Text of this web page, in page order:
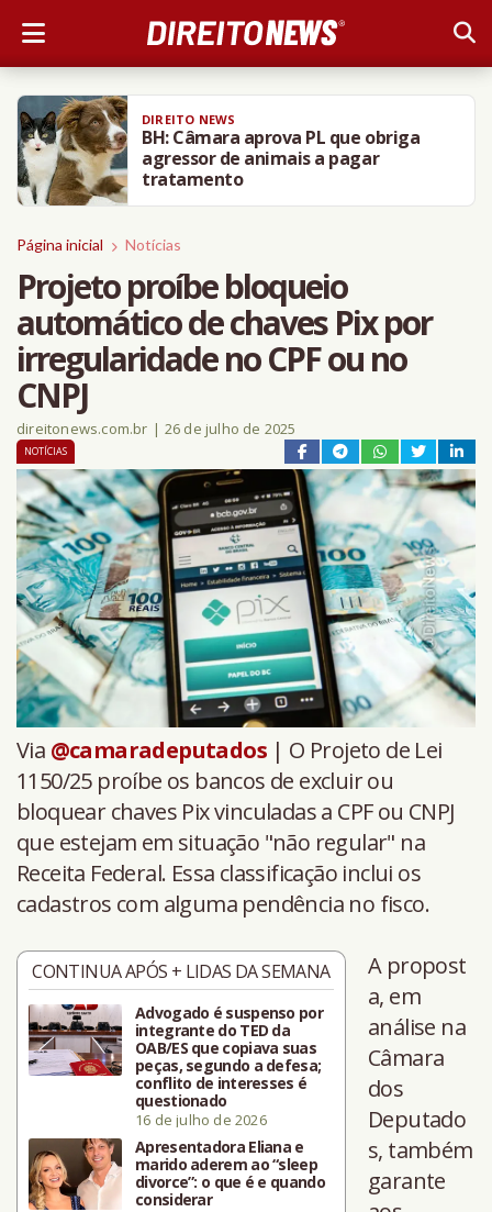
DIREITO NEWS
BH: Câmara aprova PL que obriga
agressor de animais a pagar
tratamento
Página inicial Notícias
Projeto proíbe bloqueio
automático de chaves Pix por
irregularidade no CPF ou no
CNPJ
direitonews.com.br | 26 de julho de 2025
NOTÍCIAS
Via @camaradeputados | O Projeto de Lei
1150/25 proíbe os bancos de excluir ou
bloquear chaves Pix vinculadas a CPF ou CNPJ
que estejam em situação "não regular" na
Receita Federal. Essa classificação inclui os
cadastros com alguma pendência no fisco.
CONTINUA APÓS + LIDAS DA SEMANA
Advogado é suspenso por
integrante do TED da
OAB/ES que copiava suas
peças, segundo a defesa;
conflito de interesses é
questionado
16 de julho de 2026
Apresentadora Eliana e
marido aderem ao “sleep
divorce”: o que é e quando
considerar
A propost
a, em
análise na
Câmara
dos
Deputado
s, também
garante